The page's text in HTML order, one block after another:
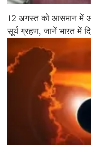
12 अगस्त को आसमान में
सूर्य ग्रहण, जानें भारत में